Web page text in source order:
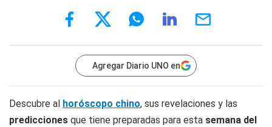
Agregar Diario UNO en
Descubre al horóscopo chino, sus revelaciones y las
predicciones que tiene preparadas para esta semana del